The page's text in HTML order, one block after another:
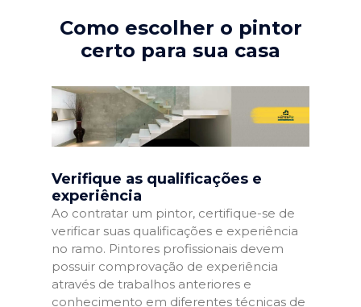
Como escolher o pintor
certo para sua casa
Verifique as qualificações e
experiência
Ao contratar um pintor, certifique-se de
verificar suas qualificações e experiência
no ramo. Pintores profissionais devem
possuir comprovação de experiência
através de trabalhos anteriores e
conhecimento em diferentes técnicas de